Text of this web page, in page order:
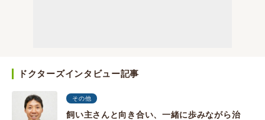
ドクターズインタビュー記事
その他
飼い主さんと向き合い、一緒に歩みながら治